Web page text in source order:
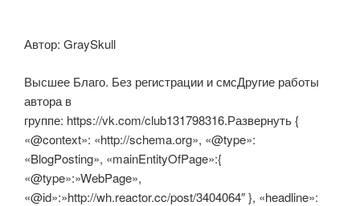
Автор: GraySkull
Высшее Благо. Без регистрации и смсДругие работы
автора в
группе: https://vk.com/club131798316.Развернуть {
«@context»: «http://schema.org», «@type»:
«BlogPosting», «mainEntityOfPage»:{
«@type»:»WebPage»,
«@id»:»http://wh.reactor.cc/post/3404064″ }, «headline»: